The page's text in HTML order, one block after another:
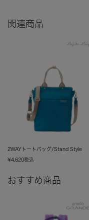
関連商品
2WAYトートバッグ/Stand Style
¥4,620税込
おすすめ商品